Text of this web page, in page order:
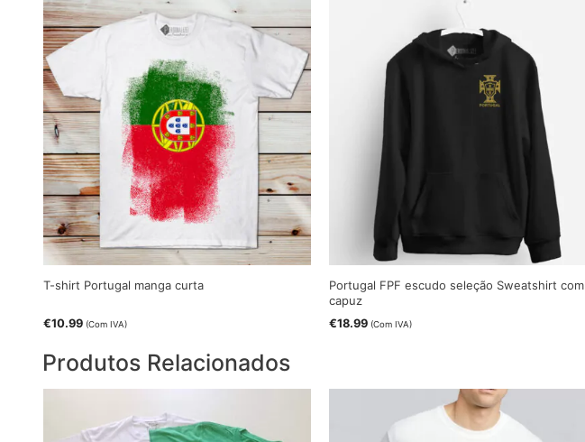
T-shirt Portugal manga curta
€10.99 (Com IVA)
Portugal FPF escudo seleção Sweatshirt com
capuz
€18.99 (Com IVA)
Produtos Relacionados